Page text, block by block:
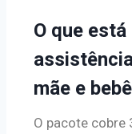
O que
mãe e bebê
O pacote cobre